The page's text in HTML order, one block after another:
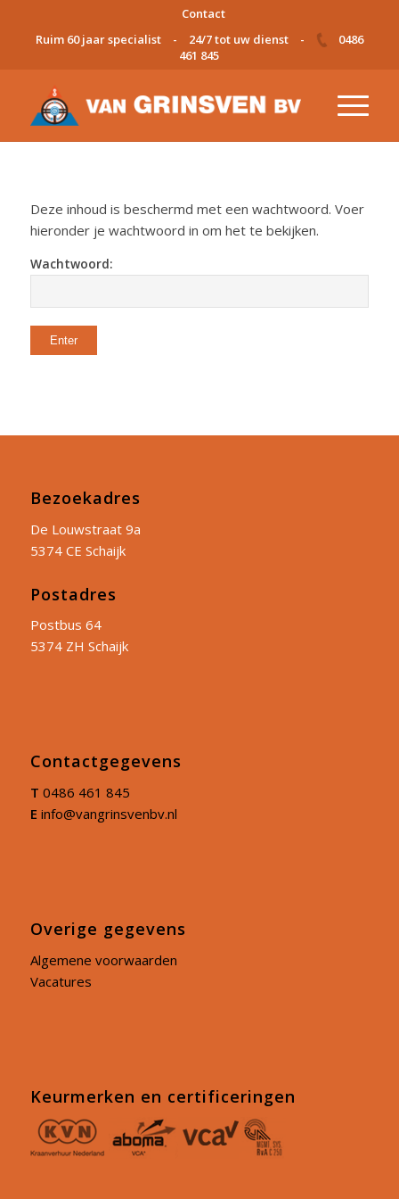
Contact
Ruim 60 jaar specialist
- 24/7 tot uw dienst -
0486
461 845
Deze inhoud is beschermd met een wachtwoord. Voer
hieronder je wachtwoord in om het te bekijken.
Wachtwoord:
Bezoekadres
De Louwstraat 9a
5374 CE Schaijk
Postadres
Postbus 64
5374 ZH Schaijk
Contactgegevens
T 0486 461 845
E info@vangrinsvenbv.nl
Overige gegevens
Algemene voorwaarden
Vacatures
Keurmerken en certificeringen